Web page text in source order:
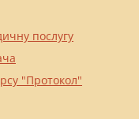
послугу
"Протокол"